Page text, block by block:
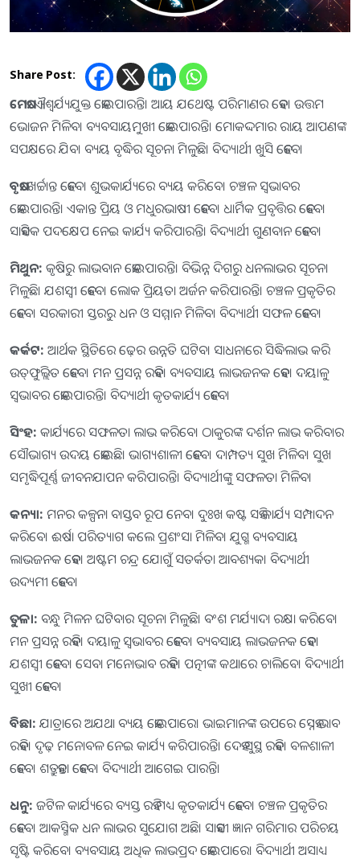
Share Post:
ମେଷ:ଐଶ୍ୱର୍ଯ୍ୟଯୁକ୍ତ ହୋଇପାରନ୍ତି। ଆୟ ଯଥେଷ୍ଟ ପରିମାଣର ହେବ। ଉତ୍ତମ
ଭୋଜନ ମିଳିବ। ବ୍ୟବସାୟମୁଖୀ ହୋଇପାରନ୍ତି। ମୋକଦ୍ଦମାର ରାୟ ଆପଣଙ୍କ
ସପକ୍ଷରେ ଯିବ। ବ୍ୟୟ ବୃଦ୍ଧିର ସୂଚନା ମିଳୁଛି। ବିଦ୍ୟାର୍ଥୀ ଖୁସି ହେବେ।
ବୃଷ:ଖର୍ଚ୍ଚାନ୍ତ ହେବେ। ଶୁଭକାର୍ଯ୍ୟରେ ବ୍ୟୟ କରିବେ। ଚଞ୍ଚଳ ସ୍ୱଭାବର
ହୋଇପାରନ୍ତି। ଏକାନ୍ତ ପ୍ରିୟ ଓ ମଧୁରଭାଷୀ ହେବେ। ଧାର୍ମିକ ପ୍ରବୃତ୍ତିର ହେବେ।
ସାହସିକ ପଦକ୍ଷେପ ନେଇ କାର୍ଯ୍ୟ କରିପାରନ୍ତି। ବିଦ୍ୟାର୍ଥୀ ଗୁଣବାନ ହେବେ।
ମିଥୁନ: କୃଷିରୁ ଲାଭବାନ ହୋଇପାରନ୍ତି। ବିଭିନ୍ନ ଦିଗରୁ ଧନଲାଭର ସୂଚନା
ମିଳୁଛି। ଯଶସ୍ୱୀ ହେବେ। ଲୋକ ପ୍ରିୟତା ଅର୍ଜନ କରିପାରନ୍ତି। ଚଞ୍ଚଳ ପ୍ରକୃତିର
ହେବେ। ସରକାରୀ ସ୍ତରରୁ ଧନ ଓ ସମ୍ମାନ ମିଳିବ। ବିଦ୍ୟାର୍ଥୀ ସଫଳ ହେବେ।
କର୍କଟ: ଆର୍ଥକ ସ୍ଥିତିରେ ଢ଼େର ଉନ୍ନତି ଘଟିବ। ସାଧନାରେ ସିଦ୍ଧିଲାଭ କରି
ଉତ୍‌ଫୁଲ୍ଲିତ ହେବେ। ମନ ପ୍ରସନ୍ନ ରହିବ। ବ୍ୟବସାୟ ଲାଭଜନକ ହେବ। ଦୟାଳୁ
ସ୍ୱଭାବର ହୋଇପାରନ୍ତି। ବିଦ୍ୟାର୍ଥୀ କୃତକାର୍ଯ୍ୟ ହେବେ।
ସିଂହ: କାର୍ଯ୍ୟରେ ସଫଳତା ଲାଭ କରିବେ। ଠାକୁରଙ୍କ ଦର୍ଶନ ଲାଭ କରିବାର
ସୌଭାଗ୍ୟ ଉଦୟ ହୋଇଛି। ଭାଗ୍ୟଶାଳୀ ହେବେ। ଦାମ୍ପତ୍ୟ ସୁଖ ମିଳିବ। ସୁଖ
ସମୃଦ୍ଧିପୂର୍ଣ୍ଣ ଜୀବନଯାପନ କରିପାରନ୍ତି। ବିଦ୍ୟାର୍ଥୀଙ୍କୁ ସଫଳତା ମିଳିବ।
କନ୍ୟା: ମନର କଳ୍ପନା ବାସ୍ତବ ରୂପ ନେବ। ଦୁଃଖ କଷ୍ଟ ସହି କାର୍ଯ୍ୟ ସମ୍ପାଦନ
କରିବେ। ଈର୍ଷା ପରିତ୍ୟାଗ କଲେ ପ୍ରଶଂସା ମିଳିବ। ଯୁଗ୍ମ ବ୍ୟବସାୟ
ଲାଭଜନକ ହେବ। ଅଷ୍ଟମ ଚନ୍ଦ୍ର ଯୋଗୁଁ ସତର୍କତା ଆବଶ୍ୟକ। ବିଦ୍ୟାର୍ଥୀ
ଉଦ୍ୟମୀ ହେବେ।
ତୁଳା: ବନ୍ଧୁ ମିଳନ ଘଟିବାର ସୂଚନା ମିଳୁଛି। ବଂଶ ମର୍ଯ୍ୟାଦା ରକ୍ଷା କରିବେ।
ମନ ପ୍ରସନ୍ନ ରହିବ। ଦୟାଳୁ ସ୍ୱଭାବର ହେବେ। ବ୍ୟବସାୟ ଲାଭଜନକ ହେବ।
ଯଶସ୍ୱୀ ହେବେ। ସେବା ମନୋଭାବ ରହିବ। ପତ୍ନୀଙ୍କ କଥାରେ ଚାଲିବେ। ବିଦ୍ୟାର୍ଥୀ
ସୁଖୀ ହେବେ।
ବିଛା: ଯାତ୍ରାରେ ଅଯଥା ବ୍ୟୟ ହୋଇପାରେ। ଭାଇମାନଙ୍କ ଉପରେ ସ୍ନେହ ଭାବ
ରହିବ। ଦୃଢ଼ ମନୋବଳ ନେଇ କାର୍ଯ୍ୟ କରିପାରନ୍ତି। ଦେହ ସୁସ୍ଥ ରହିବ। ବଳଶାଳୀ
ହେବେ। ଶତ୍ରୁହନ୍ତା ହେବେ। ବିଦ୍ୟାର୍ଥୀ ଆଗେଇ ପାରନ୍ତି।
ଧନୁ: ଜଟିଳ କାର୍ଯ୍ୟରେ ବ୍ୟସ୍ତ ରହି ମଧ୍ୟ କୃତକାର୍ଯ୍ୟ ହେବେ। ଚଞ୍ଚଳ ପ୍ରକୃତିର
ହେବେ। ଆକସ୍ମିକ ଧନ ଲାଭର ସୁଯୋଗ ଅଛି। ସାହସୀ ଜ୍ଞାନ ଗରିମାର ପରିଚୟ
ସୃଷ୍ଟି କରିବେ। ବ୍ୟବସାୟ ଅଧିକ ଲାଭପ୍ରଦ ହୋଇପାରେ। ବିଦ୍ୟାର୍ଥୀ ଅସାଧ୍ୟ